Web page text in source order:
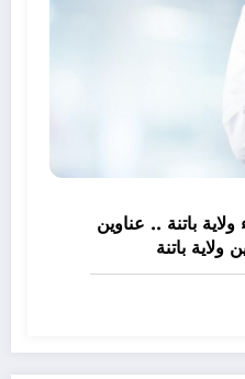
باتنة .. عناوين
ولاية باتنة